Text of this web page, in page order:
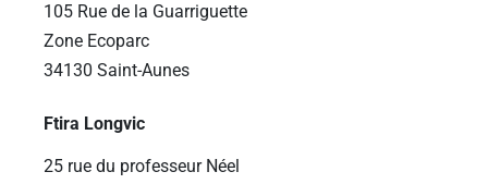
105 Rue de la Guarriguette
Zone Ecoparc
34130 Saint-Aunes
Ftira Longvic
25 rue du professeur Néel